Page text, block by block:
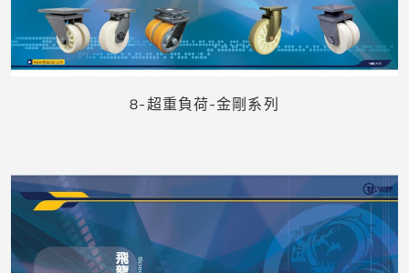
8-超重負荷-金剛系列
下載